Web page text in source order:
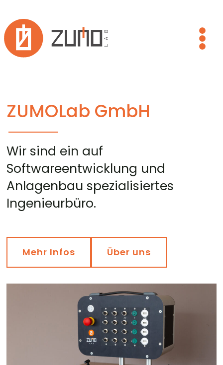
Inhalt
springen
ZUMOLab GmbH
Wir sind ein auf
Softwareentwicklung und
Anlagenbau spezialisiertes
Ingenieurbüro.
Mehr Infos Über uns